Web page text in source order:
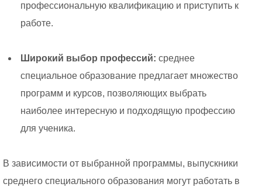
профессиональную квалификацию и приступить к
работе.
Широкий выбор профессий: среднее
специальное образование предлагает множество
программ и курсов, позволяющих выбрать
наиболее интересную и подходящую профессию
для ученика.
В зависимости от выбранной программы, выпускники
среднего специального образования могут работать в